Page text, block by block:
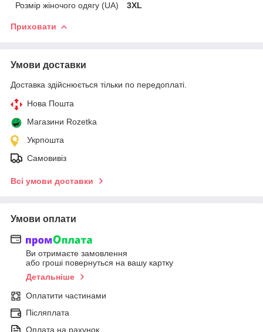
Розмір жіночого одягу (UA)
3XL
Приховати
Умови доставки
Доставка здійснюється тільки по передоплаті.
Нова Пошта
Магазини Rozetka
Укрпошта
Самовивіз
Всі умови доставки
Умови оплати
Ви отримаєте замовлення
або гроші повернуться на вашу картку
Детальніше
Оплатити частинами
Післяплата
Оплата на рахунок